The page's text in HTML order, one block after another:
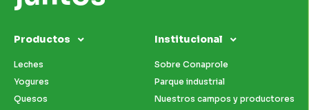
Productos
Leches
Yogures
Quesos
Institucional
Sobre Conaprole
Parque industrial
Nuestros campos y productores